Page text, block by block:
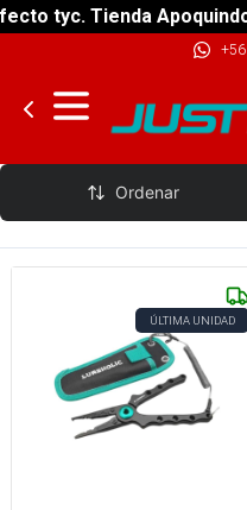
tyc. Tienda
Lureholic
Ordenar
ÚLTIMA UNIDAD